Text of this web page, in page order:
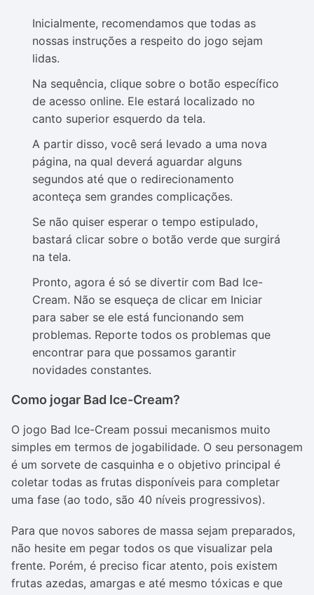
Inicialmente, recomendamos que todas as
nossas instruções a respeito do jogo sejam
lidas.
Na sequência, clique sobre o botão específico
de acesso online. Ele estará localizado no
canto superior esquerdo da tela.
A partir disso, você será levado a uma nova
página, na qual deverá aguardar alguns
segundos até que o redirecionamento
aconteça sem grandes complicações.
Se não quiser esperar o tempo estipulado,
bastará clicar sobre o botão verde que surgirá
na tela.
Pronto, agora é só se divertir com Bad Ice-
Cream. Não se esqueça de clicar em Iniciar
para saber se ele está funcionando sem
problemas. Reporte todos os problemas que
encontrar para que possamos garantir
novidades constantes.
Como jogar Bad Ice-Cream?
O jogo Bad Ice-Cream possui mecanismos muito
simples em termos de jogabilidade. O seu personagem
é um sorvete de casquinha e o objetivo principal é
coletar todas as frutas disponíveis para completar
uma fase (ao todo, são 40 níveis progressivos).
Para que novos sabores de massa sejam preparados,
não hesite em pegar todos os que visualizar pela
frente. Porém, é preciso ficar atento, pois existem
frutas azedas, amargas e até mesmo tóxicas e que